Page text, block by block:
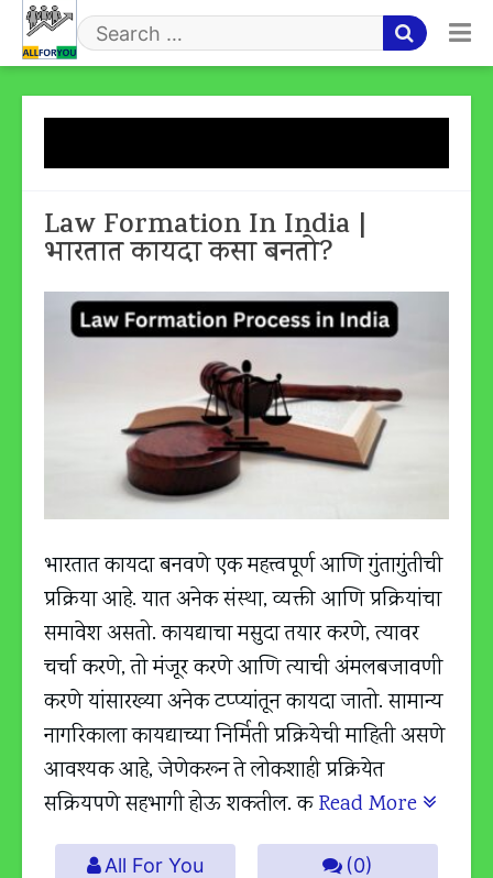
Skip
content
Search
Law Formation In India |
भारतात कायदा कसा बनतो?
भारतात कायदा बनवणे एक महत्त्वपूर्ण आणि गुंतागुंतीची
प्रक्रिया आहे. यात अनेक संस्था, व्यक्ती आणि प्रक्रियांचा
समावेश असतो. कायद्याचा मसुदा तयार करणे, त्यावर
चर्चा करणे, तो मंजूर करणे आणि त्याची अंमलबजावणी
करणे यांसारख्या अनेक टप्प्यांतून कायदा जातो. सामान्य
नागरिकाला कायद्याच्या निर्मिती प्रक्रियेची माहिती असणे
आवश्यक आहे, जेणेकरून ते लोकशाही प्रक्रियेत
सक्रियपणे सहभागी होऊ शकतील. क Read More
All For You (0)